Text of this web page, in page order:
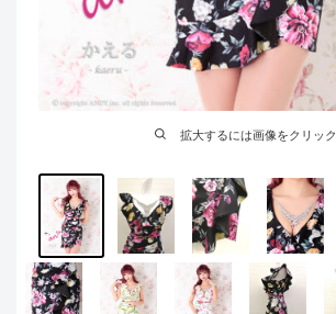
拡大するには画像をクリック